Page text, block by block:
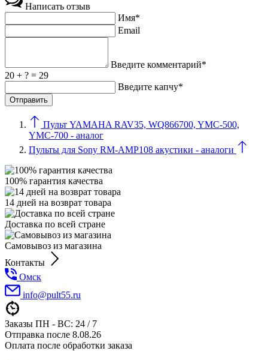
Написать отзыв
Имя*
Email
Введите комментарий*
20 + ? = 29
Введите капчу*
Пульт YAMAHA RAV35, WQ866700, YMC-500,
YMC-700 - аналог
Пульты для Sony RM-AMР108 акустики - аналоги
100% гарантия качества
14 дней на возврат товара
Доставка по всей стране
Самовывоз из магазина
Контакты
Омск
info@pult55.ru
Заказы ПН - ВС: 24 / 7
Отправка после 8.08.26
Оплата после обработки заказа